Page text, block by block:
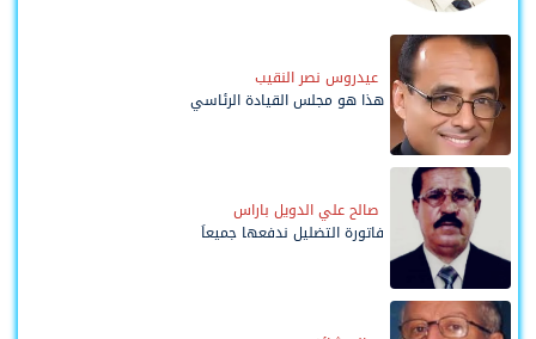
عيدروس نصر النقيب
هذا هو مجلس القيادة الرئاسي
صالح علي الدويل باراس
فاتورة التضليل ندفعها جميعاً